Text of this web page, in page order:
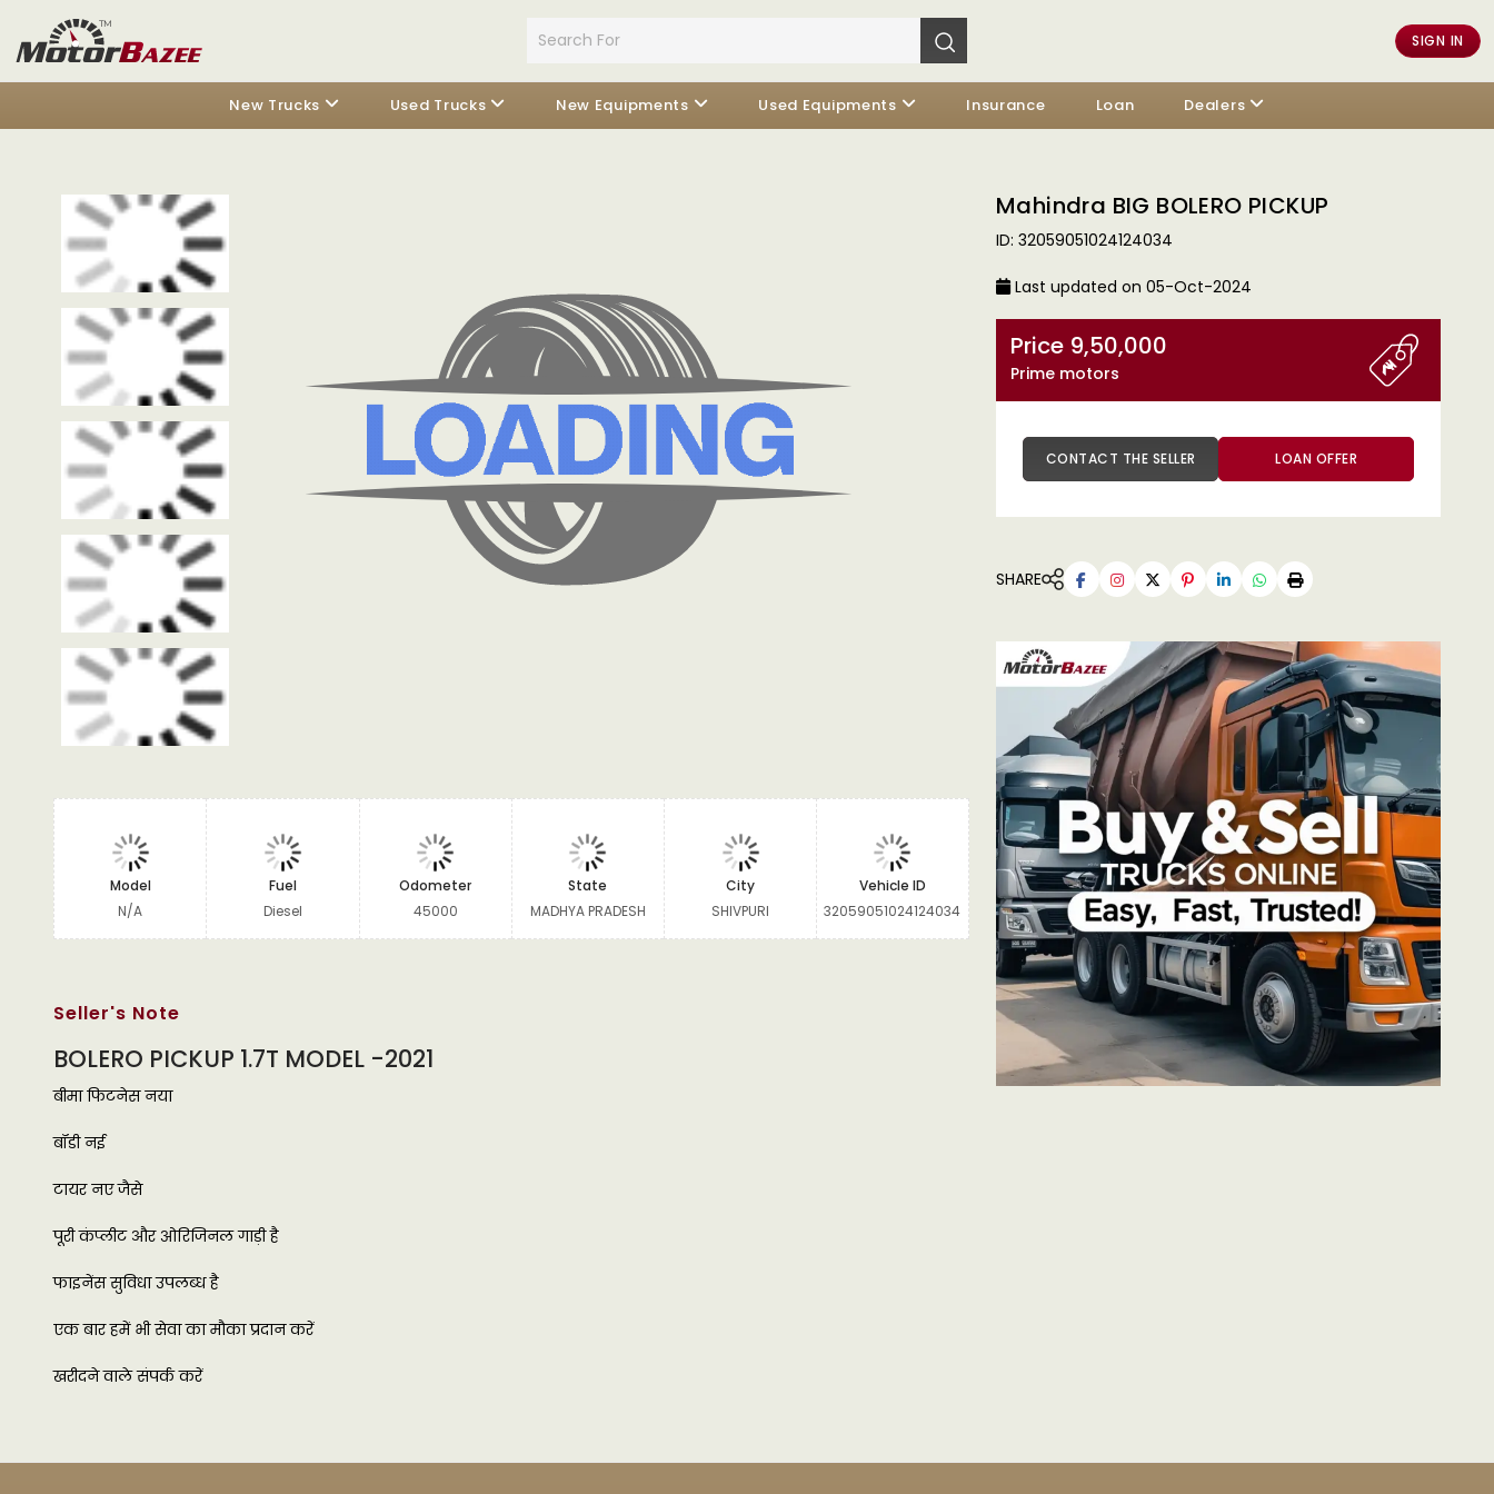
SIGN IN
New Trucks Used Trucks New Equipments Used Equipments Insurance Loan Dealers
Model
N/A
Fuel
Diesel
Odometer
45000
State
MADHYA PRADESH
City
SHIVPURI
Vehicle ID
32059051024124034
Seller's Note
BOLERO PICKUP 1.7T MODEL -2021
बीमा फिटनेस नया
बॉडी नई
टायर नए जैसे
पूरी कंप्लीट और ओरिजिनल गाड़ी है
फाइनेंस सुविधा उपलब्ध है
एक बार हमें भी सेवा का मौका प्रदान करें
खरीदने वाले संपर्क करें
Mahindra BIG BOLERO PICKUP
ID: 32059051024124034
Last updated on 05-Oct-2024
Price 9,50,000
Prime motors
CONTACT THE SELLER LOAN OFFER
SHARE